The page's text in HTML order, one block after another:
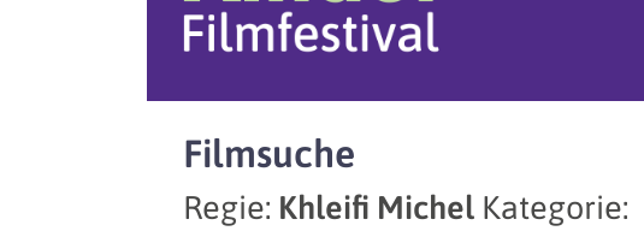
Filmsuche
Regie: Khleifi Michel Kategorie: